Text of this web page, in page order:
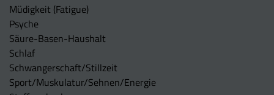
Müdigkeit (Fatigue)
Psyche
Säure-Basen-Haushalt
Schlaf
Schwangerschaft/Stillzeit
Sport/Muskulatur/Sehnen/Energie